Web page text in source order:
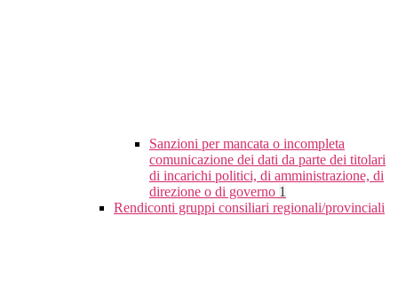
Sanzioni per mancata o incompleta
comunicazione dei dati da parte dei titolari
di incarichi politici, di amministrazione, di
direzione o di governo 1
Rendiconti gruppi consiliari regionali/provinciali